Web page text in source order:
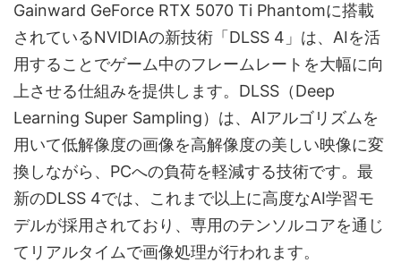
Gainward GeForce RTX 5070 Ti Phantomに搭載
されているNVIDIAの新技術「DLSS 4」は、AIを活
用することでゲーム中のフレームレートを大幅に向
上させる仕組みを提供します。DLSS（Deep
Learning Super Sampling）は、AIアルゴリズムを
用いて低解像度の画像を高解像度の美しい映像に変
換しながら、PCへの負荷を軽減する技術です。最
新のDLSS 4では、これまで以上に高度なAI学習モ
デルが採用されており、専用のテンソルコアを通じ
てリアルタイムで画像処理が行われます。